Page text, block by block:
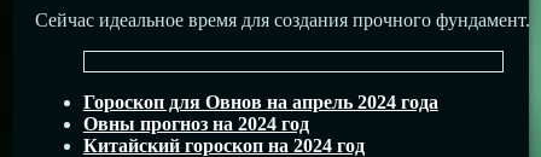
Сейчас идеальное время для создания прочного фундамент.
Гороскоп для Овнов на апрель 2024 года
Овны прогноз на 2024 год
Китайский гороскоп на 2024 год